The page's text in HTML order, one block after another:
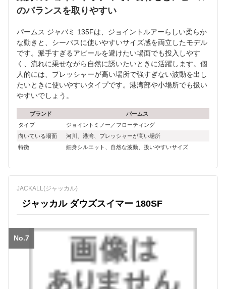
のバランスを取りやすい
パームス ジャバミ 135Fは、ジョイントルアーらしい柔らか
な動きと、シーバスに使いやすいサイズ感を両立したモデル
です。派手すぎるアピールを避けたい場面でも投入しやす
く、流れに乗せながら自然に誘いたいときに活躍します。個
人的には、プレッシャーが高い場所で強すぎない波動を出し
たいときに使いやすいタイプです。港湾部や小場所でも扱い
やすいでしょう。
ブランド
パームス
タイプ
ジョイントミノー／フローティング
向いている場面
河川、港湾、プレッシャーが高い場所
特徴
細身シルエット、自然な波動、扱いやすいサイズ
JACKALL(ジャッカル)
ジャッカル ダウズスイマー 180SF
No.7